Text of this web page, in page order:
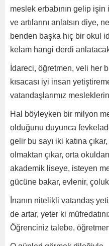
meslek erbabının gelip
ve artılarını anlatsın diye,
benden başka hiç bir okul
kelam hangi derdi
İdareci, öğretmen, veli her
kısacası iyi insan
vatandaşlarımız
Hal böyleyken bir milyon
olduğunu duyunca
gelir bu sayı iki katına
olmaktan çıkar, orta
akademik liseye, isteyen
gücüne bakar, evlenir, çoluk
İnanın nitelikli vatandaş
de artar, yeter ki
Öğrenciniz talebe,